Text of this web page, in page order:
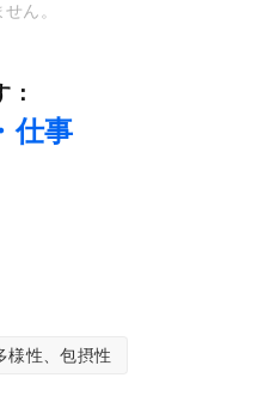
ん。
仕事
様性、包摂性